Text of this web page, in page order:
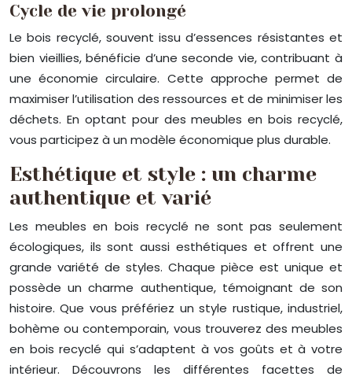
Cycle de vie prolongé
Le bois recyclé, souvent issu d’essences résistantes et
bien vieillies, bénéficie d’une seconde vie, contribuant à
une économie circulaire. Cette approche permet de
maximiser l’utilisation des ressources et de minimiser les
déchets. En optant pour des meubles en bois recyclé,
vous participez à un modèle économique plus durable.
Esthétique et style : un charme
authentique et varié
Les meubles en bois recyclé ne sont pas seulement
écologiques, ils sont aussi esthétiques et offrent une
grande variété de styles. Chaque pièce est unique et
possède un charme authentique, témoignant de son
histoire. Que vous préfériez un style rustique, industriel,
bohème ou contemporain, vous trouverez des meubles
en bois recyclé qui s’adaptent à vos goûts et à votre
intérieur. Découvrons les différentes facettes de